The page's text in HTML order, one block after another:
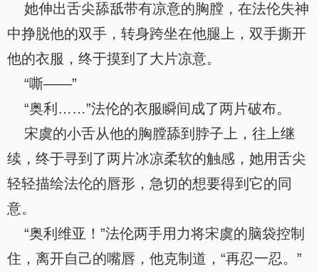
她伸出舌尖舔舐带有凉意的胸膛，在法伦失神
中挣脱他的双手，转身跨坐在他腿上，双手撕开
他的衣服，终于摸到了大片凉意。
“嘶——”
“奥利……”法伦的衣服瞬间成了两片破布。
宋虞的小舌从他的胸膛舔到脖子上，往上继
续，终于寻到了两片冰凉柔软的触感，她用舌尖
轻轻描绘法伦的唇形，急切的想要得到它的同
意。
“奥利维亚！”法伦两手用力将宋虞的脑袋控制
住，离开自己的嘴唇，他克制道，“再忍一忍。”